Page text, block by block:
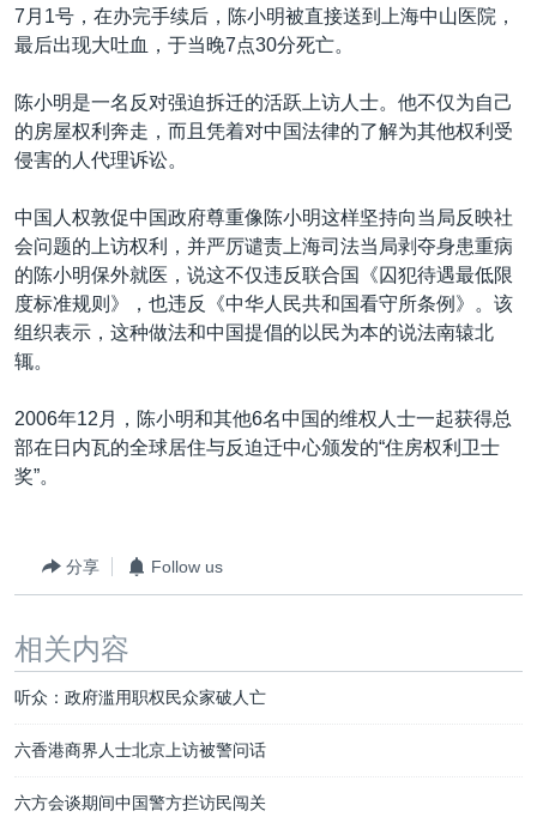
重要讲话与声明
台海两岸关系
南中国海争端
关注西藏
GEN Z 看美国
7月1号，在办完手续后，陈小明被直接送到上海中山医院，
最后出现大吐血，于当晚7点30分死亡。
陈小明是一名反对强迫拆迁的活跃上访人士。他不仅为自己
的房屋权利奔走，而且凭着对中国法律的了解为其他权利受
侵害的人代理诉讼。
中国人权敦促中国政府尊重像陈小明这样坚持向当局反映社
会问题的上访权利，并严厉谴责上海司法当局剥夺身患重病
的陈小明保外就医，说这不仅违反联合国《囚犯待遇最低限
度标准规则》，也违反《中华人民共和国看守所条例》。该
组织表示，这种做法和中国提倡的以民为本的说法南辕北
辄。
2006年12月，陈小明和其他6名中国的维权人士一起获得总
部在日内瓦的全球居住与反迫迁中心颁发的“住房权利卫士
奖”。
分享 Follow us
相关内容
听众：政府滥用职权民众家破人亡
六香港商界人士北京上访被警问话
六方会谈期间中国警方拦访民闯关